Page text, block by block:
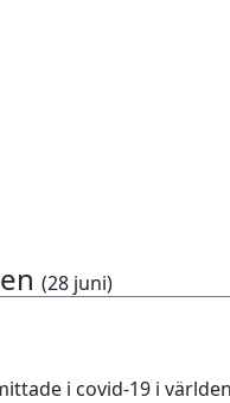
(28 juni)
i covid-19 i